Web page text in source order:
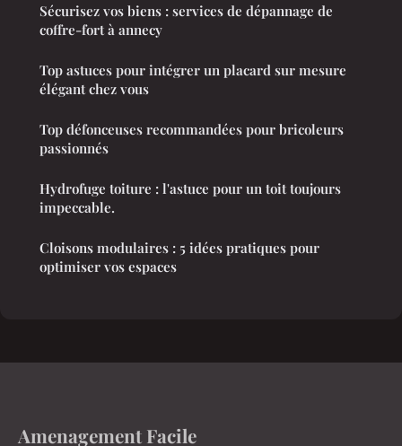
Sécurisez vos biens : services de dépannage de
coffre-fort à annecy
Top astuces pour intégrer un placard sur mesure
élégant chez vous
Top défonceuses recommandées pour bricoleurs
passionnés
Hydrofuge toiture : l'astuce pour un toit toujours
impeccable.
Cloisons modulaires : 5 idées pratiques pour
optimiser vos espaces
Amenagement Facile